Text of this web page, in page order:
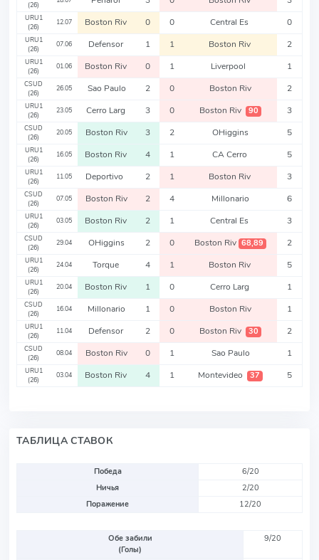
(26)
URU1
(26)
12.07 Boston Riv 0 0 Central Es 0
URU1
(26)
07.06 Defensor 1 1 Boston Riv 2
URU1
(26)
01.06 Boston Riv 0 1 Liverpool 1
CSUD
(26)
26.05 Sao Paulo 2 0 Boston Riv 2
URU1
(26)
23.05 Cerro Larg 3 0 Boston Riv 90 3
CSUD
(26)
20.05 Boston Riv 3 2 OHiggins 5
URU1
(26)
16.05 Boston Riv 4 1 CA Cerro 5
URU1
(26)
11.05 Deportivo 2 1 Boston Riv 3
CSUD
(26)
07.05 Boston Riv 2 4 Millonario 6
URU1
(26)
03.05 Boston Riv 2 1 Central Es 3
CSUD
(26)
29.04 OHiggins 2 0 Boston Riv 68,89 2
URU1
(26)
24.04 Torque 4 1 Boston Riv 5
URU1
(26)
20.04 Boston Riv 1 0 Cerro Larg 1
CSUD
(26)
16.04 Millonario 1 0 Boston Riv 1
URU1
(26)
11.04 Defensor 2 0 Boston Riv 30 2
CSUD
(26)
08.04 Boston Riv 0 1 Sao Paulo 1
URU1
(26)
03.04 Boston Riv 4 1 Montevideo 37 5
ТАБЛИЦА СТАВОК
Победа
6/20
Ничья
2/20
Поражение
12/20
Обе забили
(Голы)
9/20